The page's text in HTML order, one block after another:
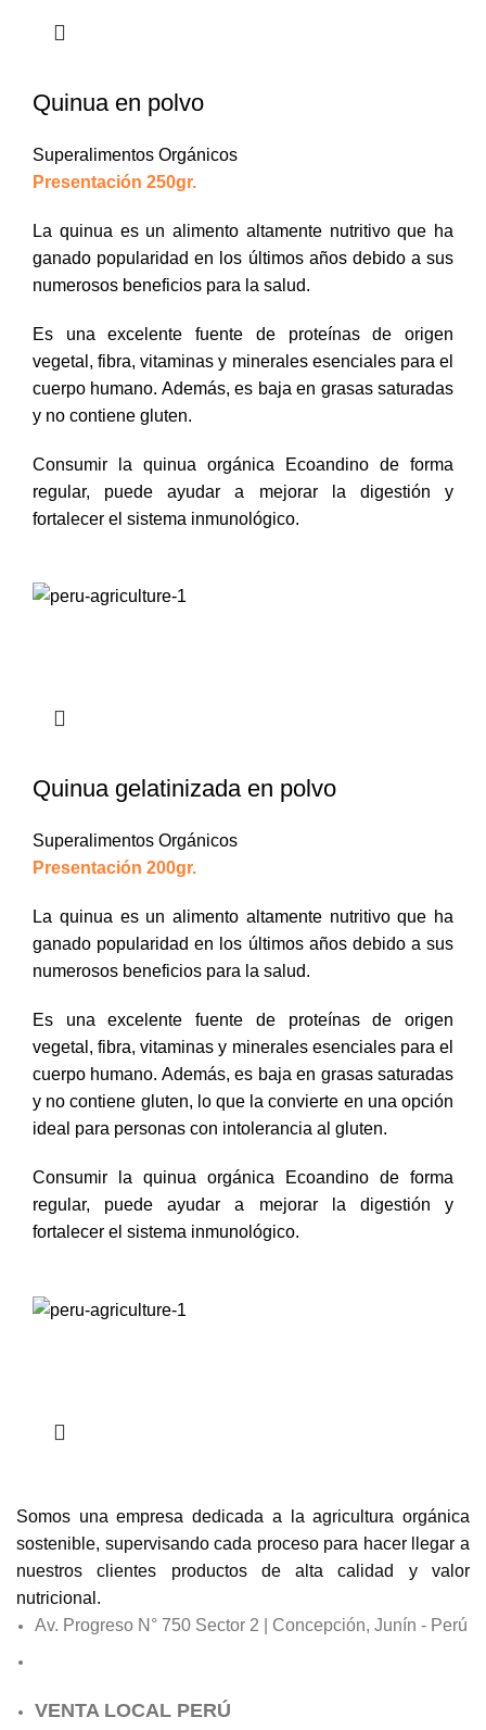
Quinua en polvo
Superalimentos Orgánicos
Presentación 250gr.
La quinua es un alimento altamente nutritivo que ha
ganado popularidad en los últimos años debido a sus
numerosos beneficios para la salud.
Es una excelente fuente de proteínas de origen
vegetal, fibra, vitaminas y minerales esenciales para el
cuerpo humano. Además, es baja en grasas saturadas
y no contiene gluten.
Consumir la quinua orgánica Ecoandino de forma
regular, puede ayudar a mejorar la digestión y
fortalecer el sistema inmunológico.
Quinua gelatinizada en polvo
Superalimentos Orgánicos
Presentación 200gr.
La quinua es un alimento altamente nutritivo que ha
ganado popularidad en los últimos años debido a sus
numerosos beneficios para la salud.
Es una excelente fuente de proteínas de origen
vegetal, fibra, vitaminas y minerales esenciales para el
cuerpo humano. Además, es baja en grasas saturadas
y no contiene gluten, lo que la convierte en una opción
ideal para personas con intolerancia al gluten.
Consumir la quinua orgánica Ecoandino de forma
regular, puede ayudar a mejorar la digestión y
fortalecer el sistema inmunológico.
Somos una empresa dedicada a la agricultura orgánica
sostenible, supervisando cada proceso para hacer llegar a
nuestros clientes productos de alta calidad y valor
nutricional.
Av. Progreso N° 750 Sector 2 | Concepción, Junín - Perú
VENTA LOCAL PERÚ